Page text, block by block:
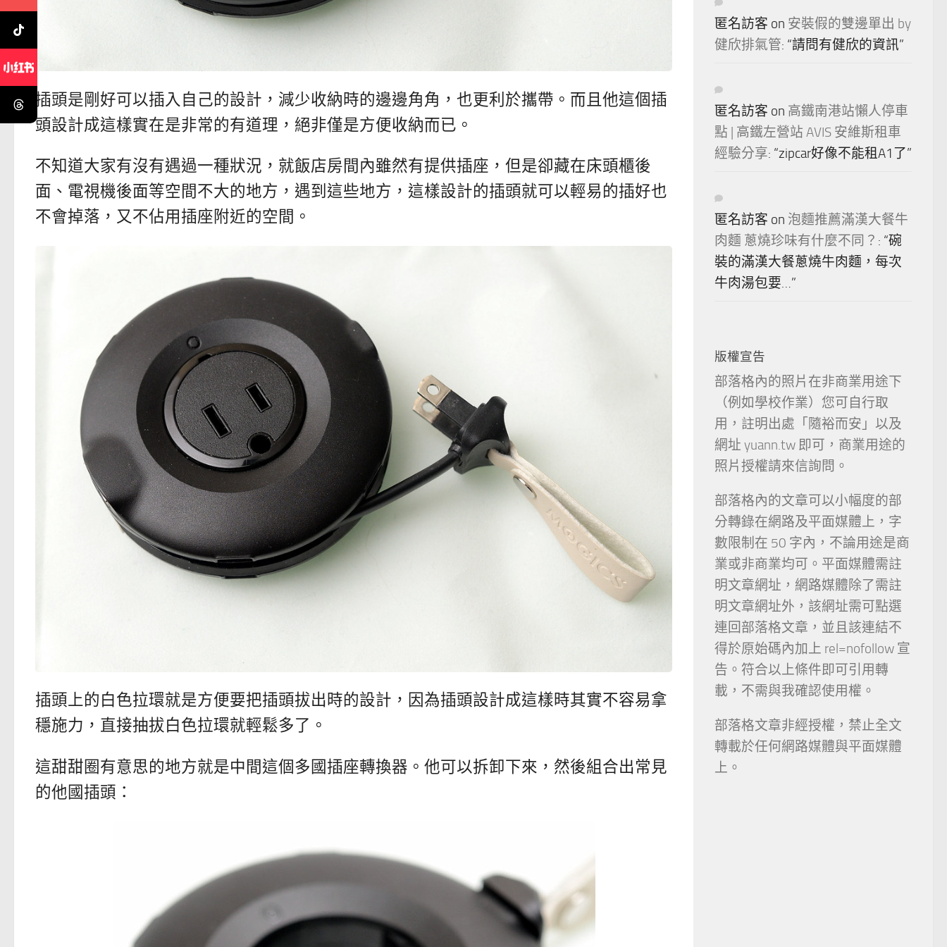
插頭是剛好可以插入自己的設計，減少收納時的邊邊角角，也更利於攜帶。而且他這個插
頭設計成這樣實在是非常的有道理，絕非僅是方便收納而已。
不知道大家有沒有遇過一種狀況，就飯店房間內雖然有提供插座，但是卻藏在床頭櫃後
面、電視機後面等空間不大的地方，遇到這些地方，這樣設計的插頭就可以輕易的插好也
不會掉落，又不佔用插座附近的空間。
插頭上的白色拉環就是方便要把插頭拔出時的設計，因為插頭設計成這樣時其實不容易拿
穩施力，直接抽拔白色拉環就輕鬆多了。
這甜甜圈有意思的地方就是中間這個多國插座轉換器。他可以拆卸下來，然後組合出常見
的他國插頭：
匿名訪客 on 安裝假的雙邊單出 by
健欣排氣管: “請問有健欣的資訊”
匿名訪客 on 高鐵南港站懶人停車
點 | 高鐵左營站 AVIS 安維斯租車
經驗分享: “zipcar好像不能租A1了”
匿名訪客 on 泡麵推薦滿漢大餐牛
肉麵 蔥燒珍味有什麼不同？ : “碗
裝的滿漢大餐蔥燒牛肉麵，每次
牛肉湯包要…”
版權宣告
部落格內的照片在非商業用途下
（例如學校作業）您可自行取
用，註明出處「隨裕而安」以及
網址 yuann.tw 即可，商業用途的
照片授權請來信詢問。
部落格內的文章可以小幅度的部
分轉錄在網路及平面媒體上，字
數限制在 50 字內，不論用途是商
業或非商業均可。平面媒體需註
明文章網址，網路媒體除了需註
明文章網址外，該網址需可點選
連回部落格文章，並且該連結不
得於原始碼內加上 rel=nofollow 宣
告。符合以上條件即可引用轉
載，不需與我確認使用權。
部落格文章非經授權，禁止全文
轉載於任何網路媒體與平面媒體
上。